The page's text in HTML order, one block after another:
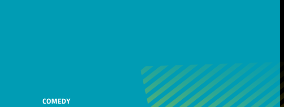
COMEDY